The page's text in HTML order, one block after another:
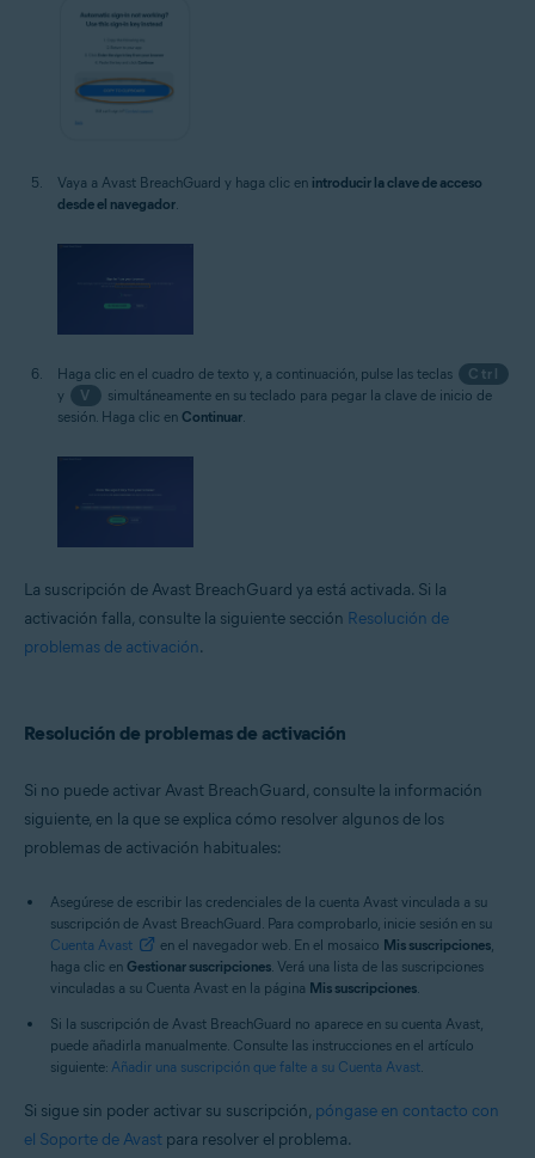
Vaya a Avast BreachGuard y haga clic en introducir la clave de acceso
desde el navegador
Haga clic en el cuadro de texto y, a continuación, pulse las teclas
Ctrl
y
V
simultáneamente en su teclado para pegar la clave de inicio de
sesión. Haga clic en Continuar.
La suscripción de Avast BreachGuard ya está activada. Si la
activación falla, consulte la siguiente sección Resolución de
problemas de activación.
Resolución de problemas de activación
Si no puede activar Avast BreachGuard, consulte la información
siguiente, en la que se explica cómo resolver algunos de los
problemas de activación habituales:
Asegúrese de escribir las credenciales de la cuenta Avast vinculada a su
suscripción de Avast BreachGuard. Para comprobarlo, inicie sesión en su
Cuenta Avast
en el navegador web. En el mosaico Mis suscripciones
haga clic en Gestionar suscripciones . Verá una lista de las suscripciones
vinculadas a su Cuenta Avast en la página Mis suscripciones
Si la suscripción de Avast BreachGuard no aparece en su cuenta Avast,
puede añadirla manualmente. Consulte las instrucciones en el artículo
siguiente: Añadir una suscripción que falte a su Cuenta Avast
Si sigue sin poder activar su suscripción, póngase en contacto con
el Soporte de Avast para resolver el problema.